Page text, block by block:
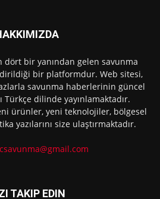
dört bir yanından gelen savunma
bir platformdur. Web sitesi,
savunma haberlerinin güncel
Türkçe dilinde yayınlamaktadır.
ürünler, yeni teknolojiler, bölgesel
yazılarını size ulaştırmaktadır.
csavunma@gmail.com
TAKIP EDIN